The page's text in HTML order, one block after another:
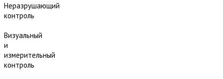
Неразрушающий
контроль
Визуальный
и
измерительный
контроль